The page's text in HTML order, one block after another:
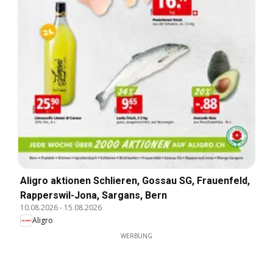
Aligro aktionen Schlieren, Gossau SG, Frauenfeld,
Rapperswil-Jona, Sargans, Bern
10.08.2026- 15.08.2026
Aligro
WERBUNG